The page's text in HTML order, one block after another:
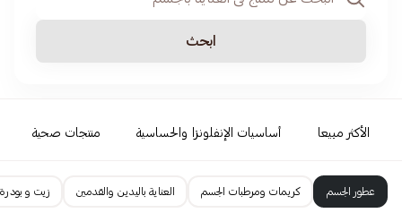
ابحث
الأكثر مبيعا أساسيات الإنفلونزا والحساسية منتجات صحية
عطور الجسم كريمات ومرطبات الجسم العناية باليدين والقدمين زيت و